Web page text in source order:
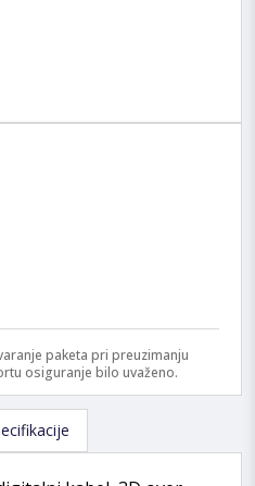
paketa pri preuzimanju
osiguranje bilo uvaženo.